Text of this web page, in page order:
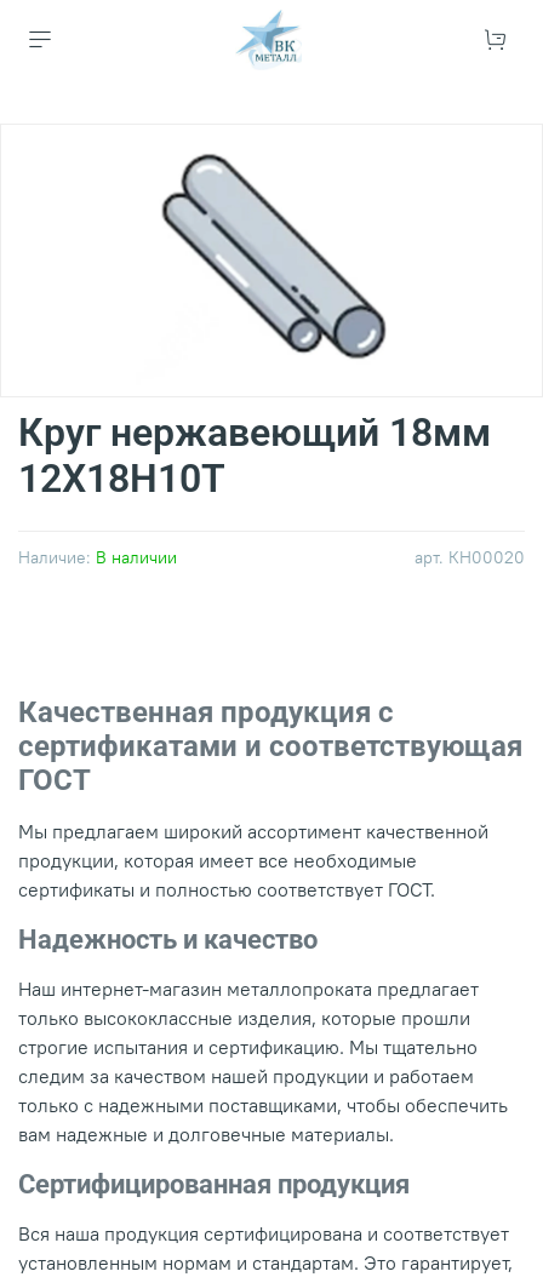
арт. КН00020
Наличие: В наличии
Круг нержавеющий 18мм
12Х18Н10Т
Качественная продукция с
сертификатами и соответствующая
ГОСТ
Мы предлагаем широкий ассортимент качественной
продукции, которая имеет все необходимые
сертификаты и полностью соответствует ГОСТ.
Надежность и качество
Наш интернет-магазин металлопроката предлагает
только высококлассные изделия, которые прошли
строгие испытания и сертификацию. Мы тщательно
следим за качеством нашей продукции и работаем
только с надежными поставщиками, чтобы обеспечить
вам надежные и долговечные материалы.
Сертифицированная продукция
Вся наша продукция сертифицирована и соответствует
установленным нормам и стандартам. Это гарантирует,